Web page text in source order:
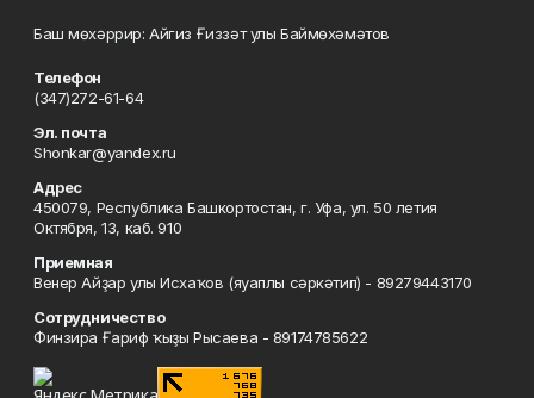
Баш мөхәррир: Айгиз Ғиззәт улы Баймөхәмәтов
Телефон
(347)272-61-64
Эл. почта
Shonkar@yandex.ru
Адрес
450079, Республика Башкортостан, г. Уфа, ул. 50 летия
Октября, 13, каб. 910
Приемная
Венер Айҙар улы Исхаҡов (яуаплы сәркәтип) - 89279443170
Сотрудничество
Финзира Ғариф ҡыҙы Рысаева - 89174785622